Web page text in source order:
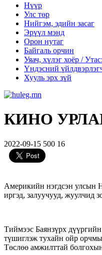
Нүүр
Улс төр
Нийгэм, эдийн засаг
Эрүүл мэнд
Орон нутаг
Байгаль орчин
Уяач, хүлэг хоёр /
Үндэсний
Хууль эрх зүй
КИНО
2022-09-15 500 16
Америкийн нэгдсэн улсын
иргэд, залуучууд, жуулчид
Тиймээс Баянзүрх
түшиглэж тухайн ойр
Төслөө амжилттай